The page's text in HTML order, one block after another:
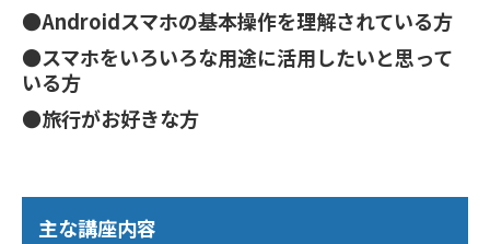
●Androidスマホの基本操作を理解されている方
●スマホをいろいろな用途に活用したいと思って
いる方
●旅行がお好きな方
主な講座内容